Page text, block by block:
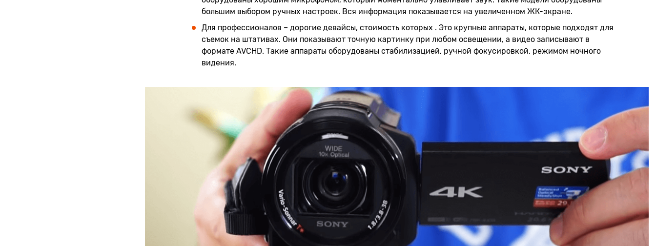
большим выбором ручных настроек. Вся информация показывается на увеличенном ЖК-экране.
Для профессионалов – дорогие девайсы, стоимость которых . Это крупные аппараты, которые подходят для
съемок на штативах. Они показывают точную картинку при любом освещении, а видео записывают в
формате AVCHD. Такие аппараты оборудованы стабилизацией, ручной фокусировкой, режимом ночного
видения.